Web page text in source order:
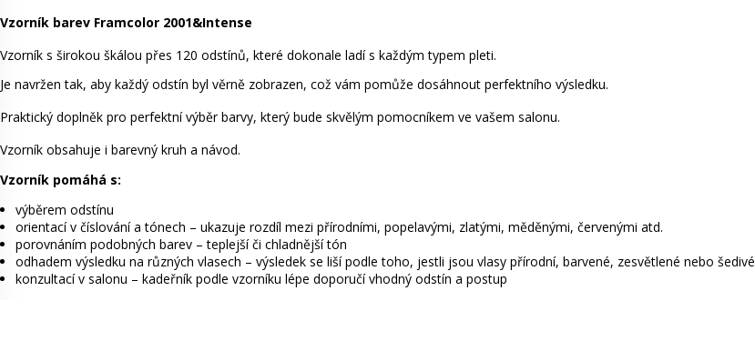
Vzorník barev Framcolor 2001&Intense
Vzorník s širokou škálou přes 120 odstínů, které dokonale ladí s každým typem pleti.
Je navržen tak, aby každý odstín byl věrně zobrazen, což vám pomůže dosáhnout perfektního výsledku.
Praktický doplněk pro perfektní výběr barvy, který bude skvělým pomocníkem ve vašem salonu.
Vzorník obsahuje i barevný kruh a návod.
Vzorník pomáhá s:
výběrem odstínu
orientací v číslování a tónech – ukazuje rozdíl mezi přírodními, popelavými, zlatými, měděnými, červenými atd.
porovnáním podobných barev – teplejší či chladnější tón
odhadem výsledku na různých vlasech – výsledek se liší podle toho, jestli jsou vlasy přírodní, barvené, zesvětlené nebo šedivé
konzultací v salonu – kadeřník podle vzorníku lépe doporučí vhodný odstín a postup